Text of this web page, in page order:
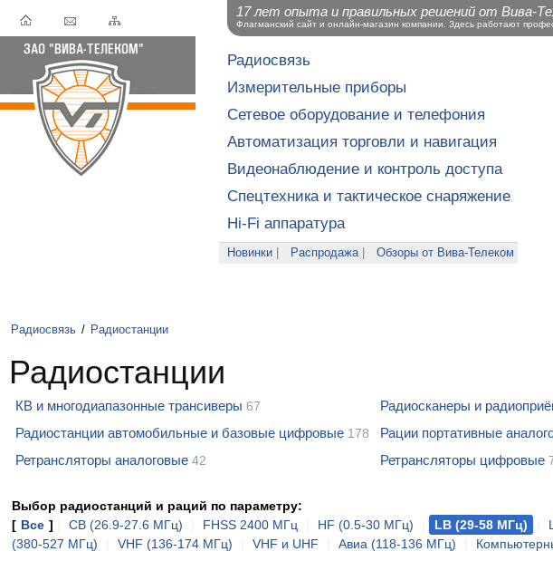
Радиосвязь
Измерительные приборы
Сетевое оборудование и телефония
Автоматизация торговли и навигация
Видеонаблюдение и контроль доступа
Спецтехника и тактическое снаряжение
Hi-Fi аппаратура
Новинки Распродажа| Обзоры от Вива-Телеком
Радиосвязь / Радиостанции
Радиостанции
КВ и многодиапазонные трансиверы 67 Радиосканеры и
Радиостанции автомобильные и базовые цифровые 178 Рации портативные
Ретрансляторы аналоговые 42 Ретрансляторы цифровые
Выбор радиостанций и раций по параметру:
[ Все ] CB (26.9-27.6 МГц) FHSS 2400 МГц HF (0.5-30 МГц) LB (29-58 МГц)
(380-527 МГц)
VHF (136-174 МГц) VHF и UHF Авиа (118-136 МГц)
17 лет опыта и правильных решений от Вива-
Флагманский сайт и онлайн-магазин компании. Здесь работают